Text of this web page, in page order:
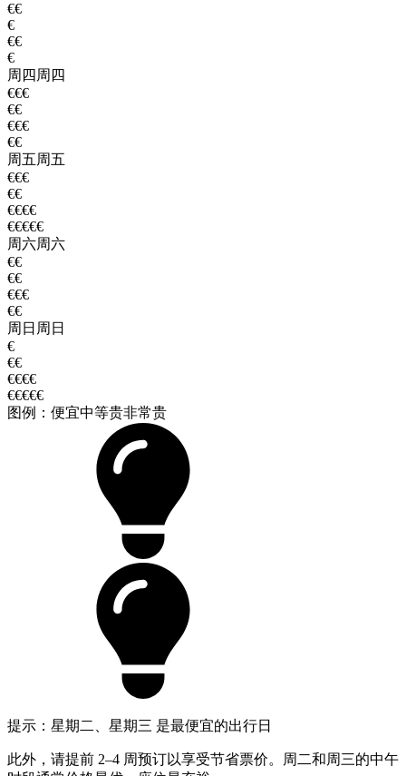
€€
€
€€
€
周四 周四
€€€
€€
€€€
€€
周五周五
€€€
€€
€€€€
€€€€€
周六周六
€€
€€
€€€
€€
周日 周日
€
€€
€€€€
€€€€€
图例： 便宜中等贵非常贵
提示：星期二、星期三 是最便宜的出行日
此外，请提前 2–4 周预订以享受节省票价。周二和周三的中午